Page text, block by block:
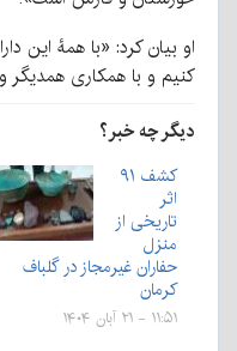
او بیان کرد: «با همۀ این
کنیم و با همکاری همدیگر
دیگر چه خبر؟
کشف ۹۱
اثر
تاریخی از
منزل
حفاران غیرمجاز در گلباف
کرمان
۱۱:۵۱ - ۲۱ آبان ۱۴۰۴